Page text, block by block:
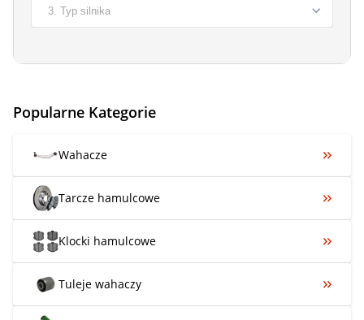
Popularne Kategorie
Wahacze
Tarcze hamulcowe
Klocki hamulcowe
Tuleje wahaczy